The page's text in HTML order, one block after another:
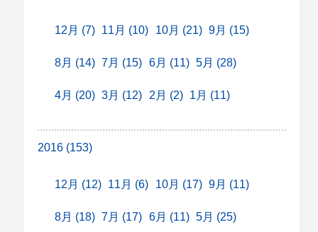
12月 (7) 11月 (10) 10月 (21) 9月 (15)
8月 (14) 7月 (15) 6月 (11) 5月 (28)
4月 (20) 3月 (12) 2月 (2) 1月 (11)
2016 (153)
12月 (12) 11月 (6) 10月 (17) 9月 (11)
8月 (18) 7月 (17) 6月 (11) 5月 (25)